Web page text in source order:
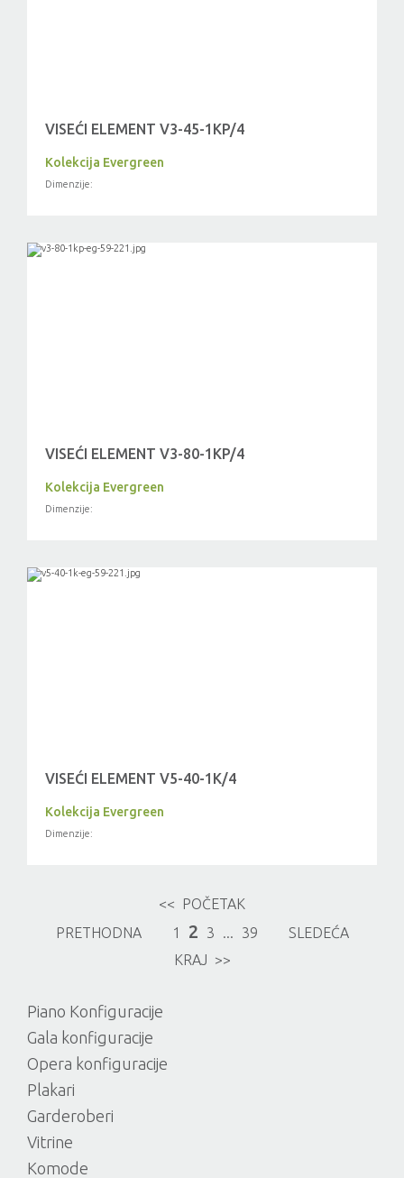
VISEĆI ELEMENT V3-45-1KP/4
Kolekcija Evergreen
Dimenzije:
VISEĆI ELEMENT V3-80-1KP/4
Kolekcija Evergreen
Dimenzije:
VISEĆI ELEMENT V5-40-1K/4
Kolekcija Evergreen
Dimenzije:
<< POČETAK
PRETHODNA
1 2 3 ... 39
SLEDEĆA
KRAJ >>
Piano Konfiguracije
Gala konfiguracije
Opera konfiguracije
Plakari
Garderoberi
Vitrine
Komode